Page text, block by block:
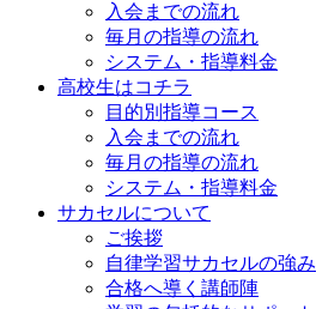
入会までの流れ
毎月の指導の流れ
システム・指導料金
高校生はコチラ
目的別指導コース
入会までの流れ
毎月の指導の流れ
システム・指導料金
サカセルについて
ご挨拶
自律学習サカセルの強み
合格へ導く講師陣